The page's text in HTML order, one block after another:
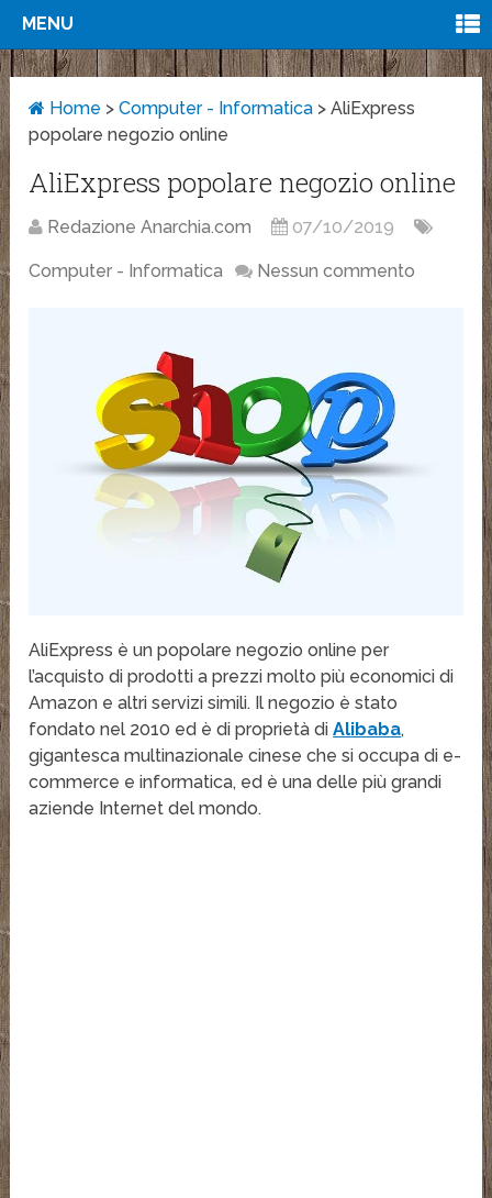
MENU
Home >Computer - Informatica >AliExpress
popolare negozio online
AliExpress popolare negozio online
Redazione Anarchia.com 07/10/2019
Computer - Informatica Nessun commento
AliExpress è un popolare negozio online per
l’acquisto di prodotti a prezzi molto più economici di
Amazon e altri servizi simili. Il negozio è stato
fondato nel 2010 ed è di proprietà diAlibaba,
gigantesca multinazionale cinese che si occupa di e-
commerce e informatica, ed è una delle più grandi
aziende Internet del mondo.